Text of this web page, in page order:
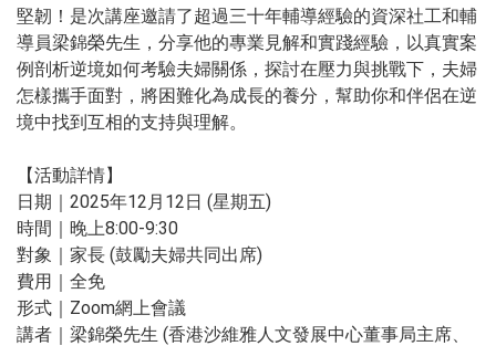
堅韌！是次講座邀請了超過三十年輔導經驗的資深社工和輔
導員梁錦榮先生，分享他的專業見解和實踐經驗，以真實案
例剖析逆境如何考驗夫婦關係，探討在壓力與挑戰下，夫婦
怎樣攜手面對，將困難化為成長的養分，幫助你和伴侶在逆
境中找到互相的支持與理解。
【活動詳情】
日期｜2025年12月12日 (星期五)
時間｜晚上8:00-9:30
對象｜家長 (鼓勵夫婦共同出席)
費用｜全免
形式｜Zoom網上會議
講者｜梁錦榮先生 (香港沙維雅人文發展中心董事局主席、